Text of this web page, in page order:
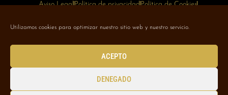
Utilizamos cookies para optimizar nuestro sitio web y nuestro servicio.
ACEPTO
DENEGADO
Aviso LegalPolítica de privacidadPolítica de Cookies